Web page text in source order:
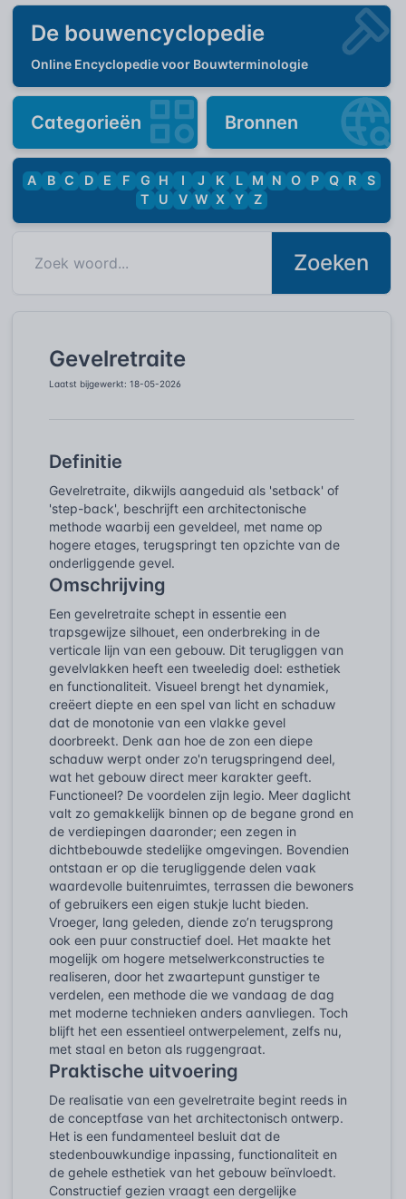
De bouwencyclopedie
Online Encyclopedie voor Bouwterminologie
Categorieën Bronnen
A B C D E F G H I J K L M N O P Q R
S
T
U V W X Y Z
Zoeken
Gevelretraite
Laatst bijgewerkt: 18-05-2026
Definitie
Gevelretraite, dikwijls aangeduid als 'setback' of
'step-back', beschrijft een architectonische
methode waarbij een geveldeel, met name op
hogere etages, terugspringt ten opzichte van de
onderliggende gevel.
Omschrijving
Een gevelretraite schept in essentie een
trapsgewijze silhouet, een onderbreking in de
verticale lijn van een gebouw. Dit terugliggen van
gevelvlakken heeft een tweeledig doel: esthetiek
en functionaliteit. Visueel brengt het dynamiek,
creëert diepte en een spel van licht en schaduw
dat de monotonie van een vlakke gevel
doorbreekt. Denk aan hoe de zon een diepe
schaduw werpt onder zo'n terugspringend deel,
wat het gebouw direct meer karakter geeft.
Functioneel? De voordelen zijn legio. Meer daglicht
valt zo gemakkelijk binnen op de begane grond en
de verdiepingen daaronder; een zegen in
dichtbebouwde stedelijke omgevingen. Bovendien
ontstaan er op die terugliggende delen vaak
waardevolle buitenruimtes, terrassen die bewoners
of gebruikers een eigen stukje lucht bieden.
Vroeger, lang geleden, diende zo’n terugsprong
ook een puur constructief doel. Het maakte het
mogelijk om hogere metselwerkconstructies te
realiseren, door het zwaartepunt gunstiger te
verdelen, een methode die we vandaag de dag
met moderne technieken anders aanvliegen. Toch
blijft het een essentieel ontwerpelement, zelfs nu,
met staal en beton als ruggengraat.
Praktische uitvoering
De realisatie van een gevelretraite begint reeds in
de conceptfase van het architectonisch ontwerp.
Het is een fundamenteel besluit dat de
stedenbouwkundige inpassing, functionaliteit en
de gehele esthetiek van het gebouw beïnvloedt.
Constructief gezien vraagt een dergelijke